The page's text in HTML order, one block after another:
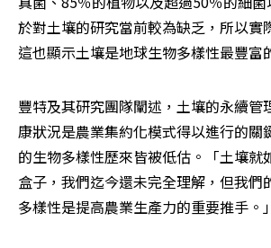
於對土壤的研究當前較為缺乏，所以實
這也顯示土壤是地球生物多樣性最豐富
豐特及其研究團隊闡述，土壤的永續管
康狀況是農業集約化模式得以進行的關
的生物多樣性歷來皆被低估。「土壤就
盒子，我們迄今還未完全理解，但我們
多樣性是提高農業生產力的重要推手。